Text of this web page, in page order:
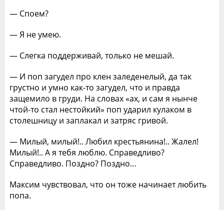
— Споем?
— Я не умею.
— Слегка поддерживай, только не мешай.
— И поп загудел про клен заледенелый, да так
грустно и умно как-то загудел, что и правда
защемило в груди. На словах «ах, и сам я нынче
чтой-то стал нестойкий» поп ударил кулаком в
столешницу и заплакал и затряс гривой.
— Милый, милый!.. Любил крестьянина!.. Жалел!
Милый!.. А я тебя люблю. Справедливо?
Справедливо. Поздно? Поздно…
Максим чувствовал, что он тоже начинает любить
попа.